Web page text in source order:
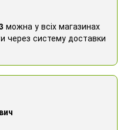
можна у всіх магазинах
через систему доставки